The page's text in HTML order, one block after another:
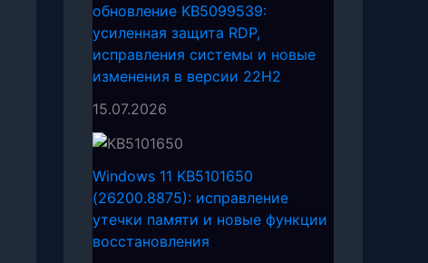
обновление KB5099539:
усиленная защита RDP,
исправления системы и новые
изменения в версии 22H2
15.07.2026
Windows 11 KB5101650
(26200.8875): исправление
утечки памяти и новые функции
восстановления